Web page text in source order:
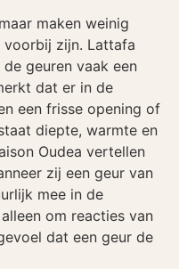
maken weinig
voorbij zijn. Lattafa
geuren vaak een
dat er in de
een frisse opening of
diepte, warmte en
Oudea vertellen
zij een geur van
mee in de
om reacties van
dat een geur de